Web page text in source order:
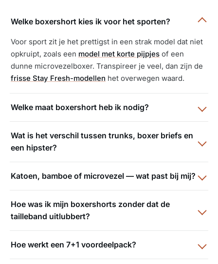
Welke boxershort kies ik voor het sporten?
Voor sport zit je het prettigst in een strak model dat niet
opkruipt, zoals een model met korte pijpjes of een
dunne microvezelboxer. Transpireer je veel, dan zijn de
frisse Stay Fresh-modellen het overwegen waard.
Welke maat boxershort heb ik nodig?
Wat is het verschil tussen trunks, boxer briefs en
een hipster?
Katoen, bamboe of microvezel — wat past bij mij?
Hoe was ik mijn boxershorts zonder dat de
tailleband uitlubbert?
Hoe werkt een 7+1 voordeelpack?